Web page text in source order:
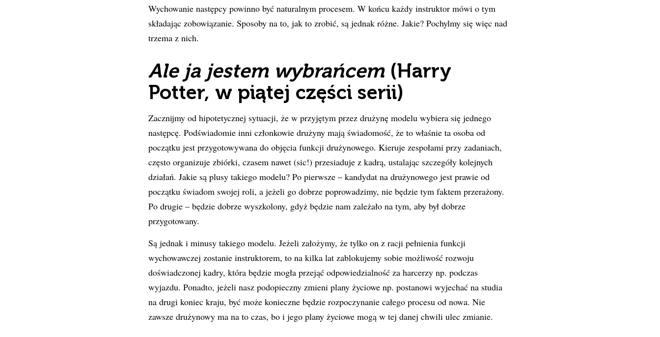
Wychowanie następcy powinno być naturalnym procesem. W końcu każdy instruktor mówi o tym
składając zobowiązanie. Sposoby na to, jak to zrobić, są jednak różne. Jakie? Pochylmy się więc nad
trzema z nich.
Ale ja jestem wybrańcem (Harry
Potter, w piątej części serii)
Zacznijmy od hipotetycznej sytuacji, że w przyjętym przez drużynę modelu wybiera się jednego
następcę. Podświadomie inni członkowie drużyny mają świadomość, że to właśnie ta osoba od
początku jest przygotowywana do objęcia funkcji drużynowego. Kieruje zespołami przy zadaniach,
często organizuje zbiórki, czasem nawet (sic!) przesiaduje z kadrą, ustalając szczegóły kolejnych
działań. Jakie są plusy takiego modelu? Po pierwsze – kandydat na drużynowego jest prawie od
początku świadom swojej roli, a jeżeli go dobrze poprowadzimy, nie będzie tym faktem przerażony.
Po drugie – będzie dobrze wyszkolony, gdyż będzie nam zależało na tym, aby był dobrze
przygotowany.
Są jednak i minusy takiego modelu. Jeżeli założymy, że tylko on z racji pełnienia funkcji
wychowawczej zostanie instruktorem, to na kilka lat zablokujemy sobie możliwość rozwoju
doświadczonej kadry, która będzie mogła przejąć odpowiedzialność za harcerzy np. podczas
wyjazdu. Ponadto, jeżeli nasz podopieczny zmieni plany życiowe np. postanowi wyjechać na studia
na drugi koniec kraju, być może konieczne będzie rozpoczynanie całego procesu od nowa. Nie
zawsze drużynowy ma na to czas, bo i jego plany życiowe mogą w tej danej chwili ulec zmianie.